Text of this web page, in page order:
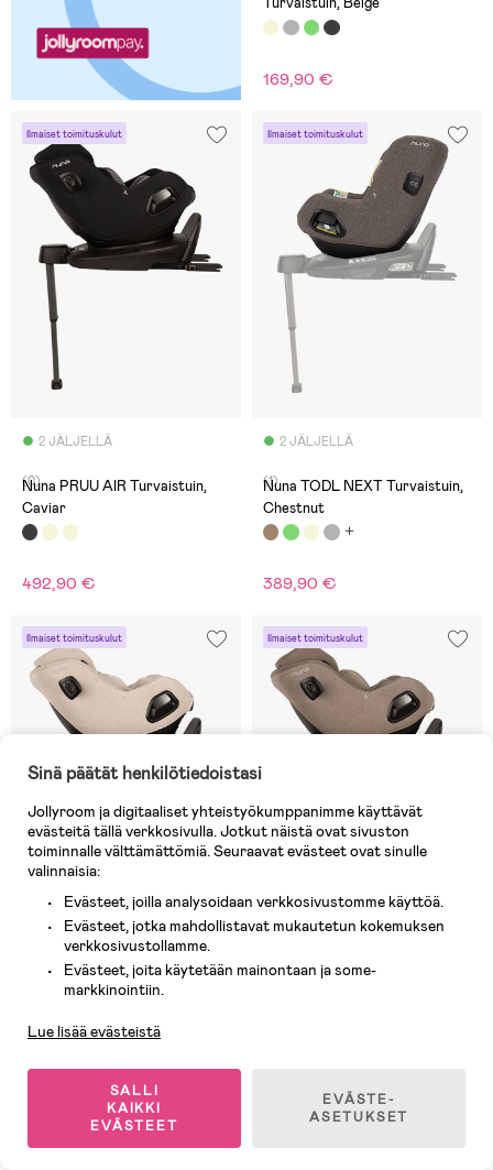
169,90 €
Ilmaiset toimituskulut
2 JÄLJELLÄ
(0)
Nuna PRUU AIR Turvaistuin,
Caviar
492,90 €
Ilmaiset toimituskulut
2 JÄLJELLÄ
(1)
Nuna TODL NEXT Turvaistuin,
Chestnut
389,90 €
Ilmaiset toimituskulut
2 JÄLJELLÄ
Nuna PRUU AIR Turvaistuin,
Ilmaiset toimituskulut
492,90 €
-16%
Sinä päätät henkilötiedoistasi
Jollyroom ja digitaaliset yhteistyökumppanimme käyttävät
evästeitä tällä verkkosivulla. Jotkut näistä ovat sivuston
toiminnalle välttämättömiä. Seuraavat evästeet ovat sinulle
valinnaisia:
Evästeet, joilla analysoidaan verkkosivustomme käyttöä.
Evästeet, jotka mahdollistavat mukautetun kokemuksen
verkkosivustollamme.
Evästeet, joita käytetään mainontaan ja some-
markkinointiin.
Lue lisää evästeistä
SALLI
KAIKKI
EVÄSTEET
EVÄSTE-
ASETUKSET